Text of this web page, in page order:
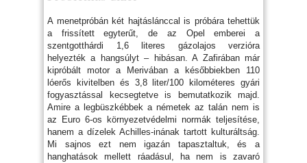
A menetpróbán két hajtáslánccal is próbára tehettük
a frissített egyterűt, de az Opel emberei a
szentgotthárdi 1,6 literes gázolajos verzióra
helyezték a hangsúlyt – hibásan. A Zafirában már
kipróbált motor a Merivában a későbbiekben 110
lóerős kivitelben és 3,8 liter/100 kilométeres gyári
fogyasztással kecsegtetve is bemutatkozik majd.
Amire a legbüszkébbek a németek az talán nem is
az Euro 6-os környezetvédelmi normák teljesítése,
hanem a dízelek Achilles-inának tartott kulturáltság.
Mi sajnos ezt nem igazán tapasztaltuk, és a
hanghatások mellett ráadásul, ha nem is zavaró